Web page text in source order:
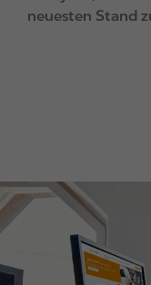
neuesten Stand
m
a